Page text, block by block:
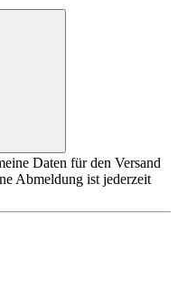
Daten für den Versand
Abmeldung ist jederzeit